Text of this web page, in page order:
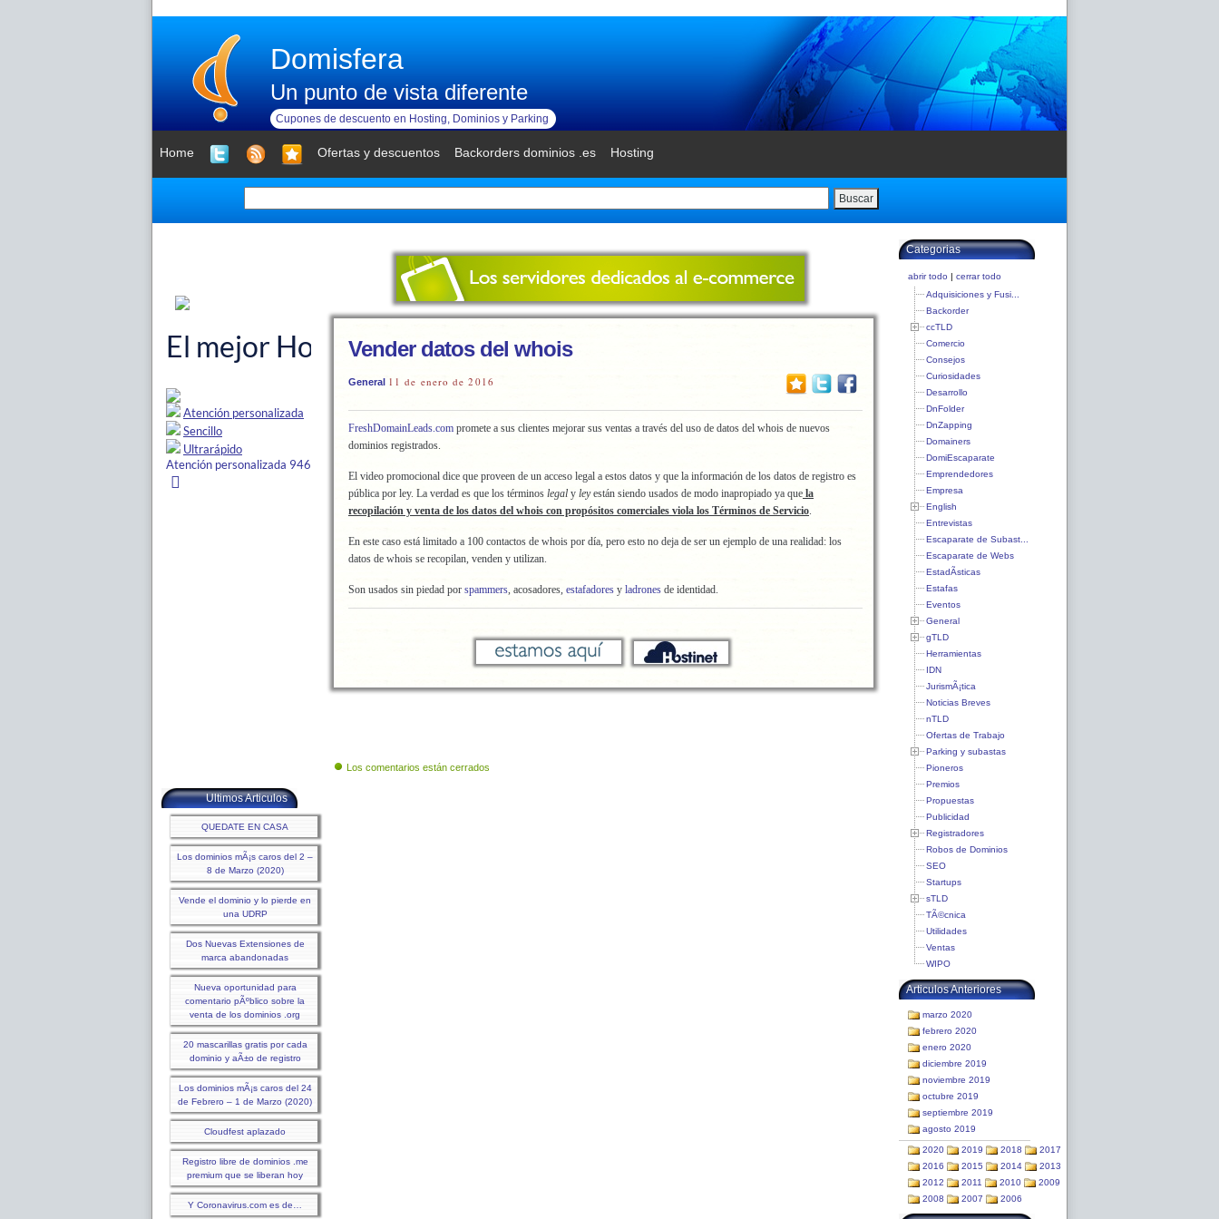
Domisfera
Un punto de vista diferente
Cupones de descuento en Hosting, Dominios y Parking
Home Ofertas y descuentos Backorders dominios .es Hosting
Buscar
Ultimos Articulos
QUEDATE EN CASA
Los dominios mÃ¡s caros del 2 –
8 de Marzo (2020)
Vende el dominio y lo pierde en
una UDRP
Dos Nuevas Extensiones de
marca abandonadas
Nueva oportunidad para
comentario pÃºblico sobre la
venta de los dominios .org
20 mascarillas gratis por cada
dominio y aÃ±o de registro
Los dominios mÃ¡s caros del 24
de Febrero – 1 de Marzo (2020)
Cloudfest aplazado
Registro libre de dominios .me
premium que se liberan hoy
Y Coronavirus.com es de…
Vender datos del whois
General 11 de enero de 2016
FreshDomainLeads.com promete a sus clientes mejorar sus ventas a través del uso de datos del whois de nuevos
dominios registrados.
El video promocional dice que proveen de un acceso legal a estos datos y que la información de los datos de registro es
pública por ley. La verdad es que los términos legal y leyestán siendo usados de modo inapropiado ya que la
recopilación y venta de los datos del whois con propósitos comerciales viola los Términos de Servicio.
En este caso está limitado a 100 contactos de whois por día, pero esto no deja de ser un ejemplo de una realidad: los
datos de whois se recopilan, venden y utilizan.
Son usados sin piedad por spammers, acosadores, estafadores y ladrones de identidad.
Los comentarios están cerrados
Categorias
abrir todo | cerrar todo
Adquisiciones y Fusi...
Backorder
ccTLD
Comercio
Consejos
Curiosidades
Desarrollo
DnFolder
DnZapping
Domainers
DomiEscaparate
Emprendedores
Empresa
English
Entrevistas
Escaparate de Subast...
Escaparate de Webs
EstadÃ­sticas
Estafas
Eventos
General
gTLD
Herramientas
IDN
JurismÃ¡tica
Noticias Breves
nTLD
Ofertas de Trabajo
Parking y subastas
Pioneros
Premios
Propuestas
Publicidad
Registradores
Robos de Dominios
SEO
Startups
sTLD
TÃ©cnica
Utilidades
Ventas
WIPO
Articulos Anteriores
marzo 2020
febrero 2020
enero 2020
diciembre 2019
noviembre 2019
octubre 2019
septiembre 2019
agosto 2019
2020 2019 2018
2017
2016
2015 2014
2013
2012
2011 2010
2009
2008
2007 2006